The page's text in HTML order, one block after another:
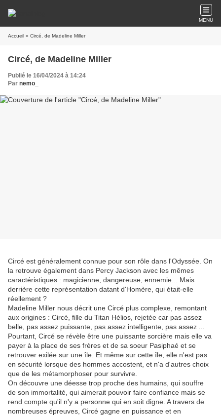
MENU
Accueil » Circé, de Madeline Miller
Circé, de Madeline Miller
Publié le 16/04/2024 à 14:24
Par nemo_
Circé est généralement connue pour son rôle dans l'Odyssée. On
la retrouve également dans Percy Jackson avec les mêmes
caractéristiques : magicienne, dangereuse, ennemie... Mais
derrière cette représentation datant d'Homère, qui était-elle
réellement ?
Madeline Miller nous décrit une Circé plus complexe, remontant
aux origines : Circé, fille du Titan Hélios, rejetée car pas assez
belle, pas assez puissante, pas assez intelligente, pas assez ...
Pourtant, Circé se révèle être une puissante sorcière mais elle va
payer à la place de ses frères et de sa soeur Pasiphaé et se
retrouver exilée sur une île. Et même sur cette île, elle n'est pas
en sécurité lorsque des hommes accostent, et n'a d'autres choix
que de les métamorphoser pour survivre.
On découvre une déesse trop proche des humains, qui souffre
de son immortalité, qui aimerait pouvoir faire confiance mais se
rend compte qu'il n'y a personne qui en soit digne. A travers de
nombreuses épreuves, Circé gagne en puissance et en